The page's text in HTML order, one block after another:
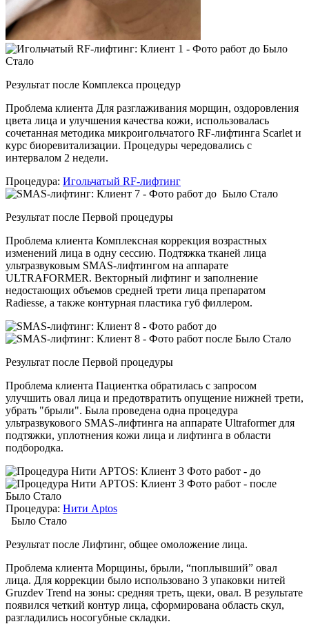
Было
Стало
Результат после Комплекса процедур
Проблема клиента Для разглаживания морщин, оздоровления
цвета лица и улучшения качества кожи, использовалась
сочетанная методика микроигольчатого RF-лифтинга Scarlet и
курс биоревитализации. Процедуры чередовались с
интервалом 2 недели.
Процедура: Игольчатый RF-лифтинг
Было Стало
Результат после Первой процедуры
Проблема клиента Комплексная коррекция возрастных
изменений лица в одну сессию. Подтяжка тканей лица
ультразвуковым SMAS-лифтингом на аппарате
ULTRAFORMER. Векторный лифтинг и заполнение
недостающих объемов средней трети лица препаратом
Radiesse, а также контурная пластика губ филлером.
Было Стало
Результат после Первой процедуры
Проблема клиента Пациентка обратилась с запросом
улучшить овал лица и предотвратить опущение нижней трети,
убрать "брыли". Была проведена одна процедура
ультразвукового SMAS-лифтинга на аппарате Ultraformer для
подтяжки, уплотнения кожи лица и лифтинга в области
подбородка.
Было Стало
Процедура: Нити Aptos
Было Стало
Результат после Лифтинг, общее омоложение лица.
Проблема клиента Морщины, брыли, “поплывший” овал
лица. Для коррекции было использовано 3 упаковки нитей
Gruzdev Trend на зоны: средняя треть, щеки, овал. В результате
появился четкий контур лица, сформирована область скул,
разгладились носогубные складки.